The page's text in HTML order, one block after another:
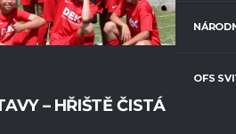
OFS
– HŘIŠTĚ ČISTÁ